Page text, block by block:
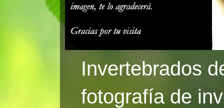
Invertebrados
fotografía de